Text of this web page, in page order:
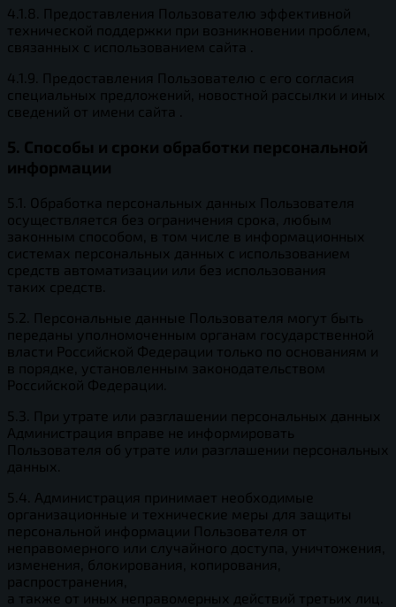
4.1.8. Предоставления Пользователю эффективной
технической поддержки при возникновении проблем,
связанных с использованием сайта .
4.1.9. Предоставления Пользователю с его согласия
специальных предложений, новостной рассылки и иных
сведений от имени сайта .
5. Способы и сроки обработки персональной
информации
5.1. Обработка персональных данных Пользователя
осуществляется без ограничения срока, любым
законным способом, в том числе в информационных
системах персональных данных с использованием
средств автоматизации или без использования
таких средств.
5.2. Персональные данные Пользователя могут быть
переданы уполномоченным органам государственной
власти Российской Федерации только по основаниям и
в порядке, установленным законодательством
Российской Федерации.
5.3. При утрате или разглашении персональных данных
Администрация вправе не информировать
Пользователя об утрате или разглашении персональных
данных.
5.4. Администрация принимает необходимые
организационные и технические меры для защиты
персональной информации Пользователя от
неправомерного или случайного доступа, уничтожения,
изменения, блокирования, копирования,
распространения,
а также от иных неправомерных действий третьих лиц.